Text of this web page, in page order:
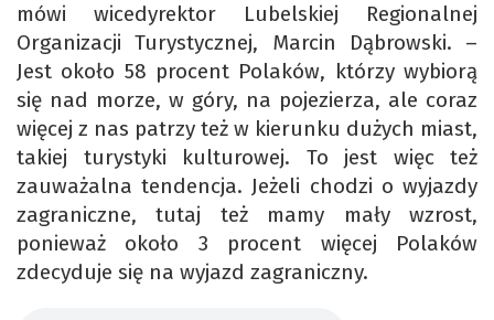
mówi wicedyrektor Lubelskiej Regionalnej
Organizacji Turystycznej, Marcin Dąbrowski. –
Jest około 58 procent Polaków, którzy wybiorą
się nad morze, w góry, na pojezierza, ale coraz
więcej z nas patrzy też w kierunku dużych miast,
takiej turystyki kulturowej. To jest więc też
zauważalna tendencja. Jeżeli chodzi o wyjazdy
zagraniczne, tutaj też mamy mały wzrost,
ponieważ około 3 procent więcej Polaków
zdecyduje się na wyjazd zagraniczny.